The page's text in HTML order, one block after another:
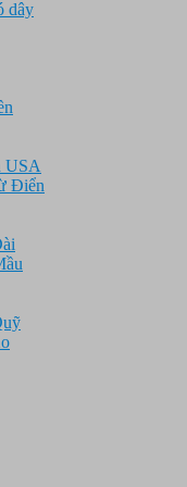
dây
USA
Điển